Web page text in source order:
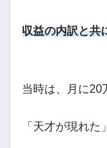
収益の内訳と共
当時は、月に20
「天才が現れた